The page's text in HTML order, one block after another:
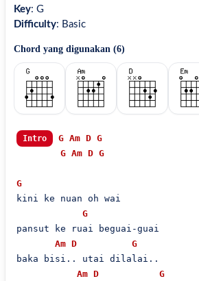
Key: G
Difficulty: Basic
Chord yang digunakan (6)
Intro G Am D G
G Am D G
G
kini ke nuan oh wai
G
pansut ke ruai beguai-guai
Am D
G
baka bisi.. utai dilalai..
Am D
G